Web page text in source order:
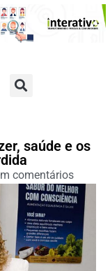
saúde e os
comentários